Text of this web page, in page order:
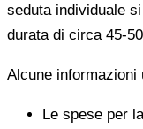
seduta individuale
durata di circa 45-
Alcune
Le spese per